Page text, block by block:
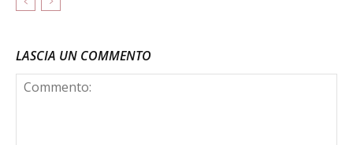
LASCIA UN COMMENTO